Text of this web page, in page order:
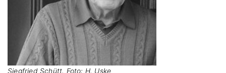
Siegfried Schütt. Foto: H. Uske